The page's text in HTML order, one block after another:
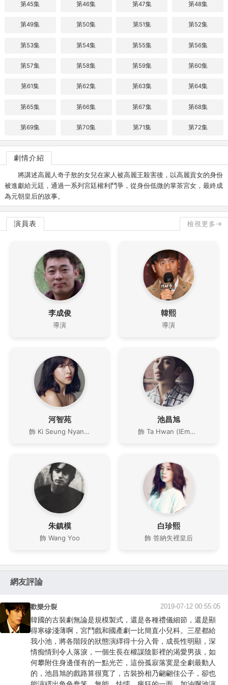
第45集 第46集 第47集 第48集
第49集 第50集 第51集 第52集
第53集 第54集 第55集 第56集
第57集 第58集 第59集 第60集
第61集 第62集 第63集 第64集
第65集 第66集 第67集 第68集
第69集 第70集 第71集 第72集
劇情介紹
將講述高麗人奇子敖的女兒在家人被高麗王殺害後，以高麗貢女的身份
被進獻給元廷，通過一系列宮廷權利鬥爭，從身份低微的掌茶宮女，最終成
為元朝皇后的故事。
演員表 檢視更多→
李成俊
導演
韓熙
導演
河智苑
飾 Ki Seung Nyang (Empress Ki)
池昌旭
飾 Ta Hwan (lEmperor Togon)
朱鎮模
飾 Wang Yoo
白珍熙
飾 答納失裡皇后
網友評論
歡樂分裂 2019-07-12 00:55:05
韓國的古裝劇無論是規模製式，還是各種禮儀細節，還是顯
得寒磣淺薄啊，宮鬥戲和國產劇一比簡直小兒科。三星都給
我小池，將各階段的狀態演繹得十分入骨，成長性明顯，深
情痴情到令人落淚，一個生長在權謀陰影裡的渴愛男孩，如
何攀附住身邊僅有的一點光芒，這份孤寂落寞是全劇最動人
的，池昌旭的戲路算很寬了，古裝扮相乃翩翩佳公子，卻也